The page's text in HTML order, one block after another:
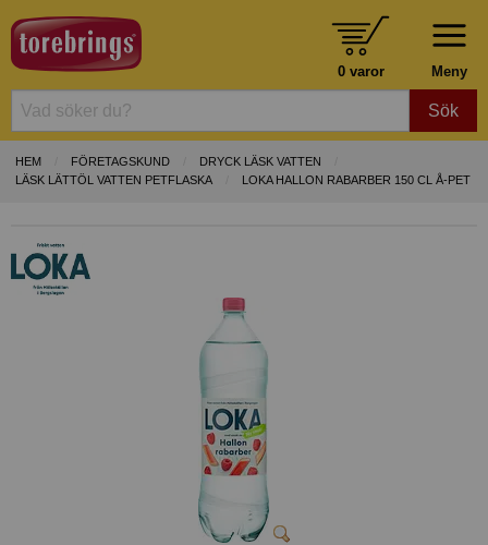
Meny
0 varor
Sök
HEM FÖRETAGSKUND
DRYCK LÄSK VATTEN
LÄSK LÄTTÖL VATTEN PETFLASKA
LOKA HALLON RABARBER 150 CL Å-PET